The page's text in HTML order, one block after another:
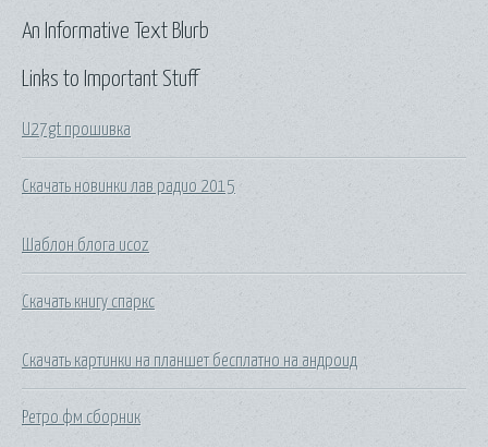
Links to Important Stuff
U27gt прошивка
Скачать новинки лав радио 2015
Шаблон блога ucoz
Скачать книгу спаркс
Скачать картинки на планшет бесплатно на андроид
Ретро фм сборник
An Informative Text Blurb